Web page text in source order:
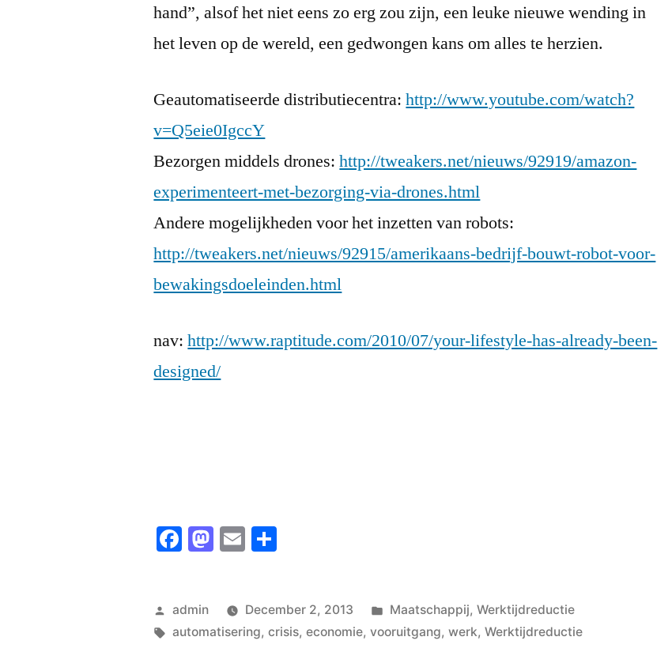
hand”, alsof het niet eens zo erg zou zijn, een leuke nieuwe wending in
het leven op de wereld, een gedwongen kans om alles te herzien.
Geautomatiseerde distributiecentra:http://www.youtube.com/watch?
v=Q5eie0IgccY
Bezorgen middels drones:http://tweakers.net/nieuws/92919/amazon-
experimenteert-met-bezorging-via-drones.html
Andere mogelijkheden voor het inzetten van robots:
http://tweakers.net/nieuws/92915/amerikaans-bedrijf-bouwt-robot-voor-
bewakingsdoeleinden.html
nav:http://www.raptitude.com/2010/07/your-lifestyle-has-already-been-
designed/
Facebook
Mastodon
Email
Posted
by
admin December 2, 2013
Posted
in
Maatschappij, Werktijdreductie
Tags:
automatisering,crisis,economie,vooruitgang,werk,Werktijdreductie